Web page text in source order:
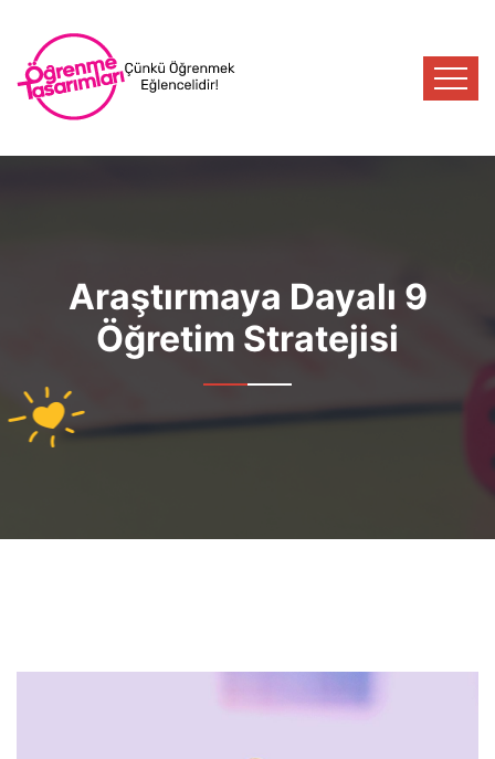
Araştırmaya Dayalı 9
Öğretim Stratejisi